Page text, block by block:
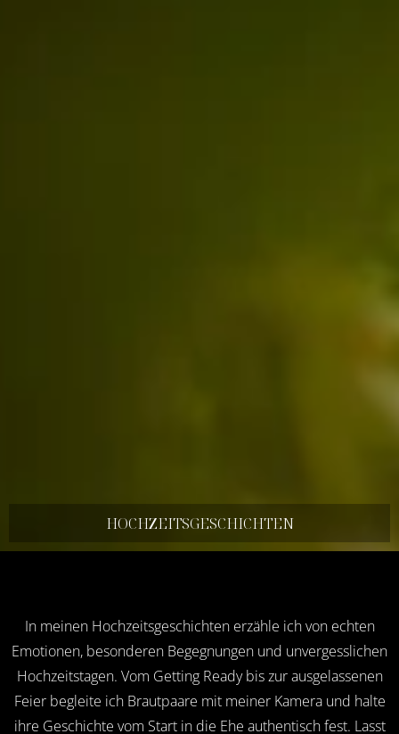
HOCHZEITS­GESCHICHTEN
In meinen Hochzeitsgeschichten erzähle ich von echten
Emotionen, besonderen Begegnungen und unvergesslichen
Hochzeitstagen. Vom Getting Ready bis zur ausgelassenen
Feier begleite ich Brautpaare mit meiner Kamera und halte
ihre Geschichte vom Start in die Ehe authentisch fest. Lasst